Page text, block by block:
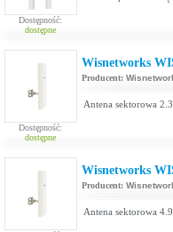
Dostępność:
dostępne
Dostępność:
dostępne
Wisnetworks
Producent:
Antena sektorowa
Wisnetworks
Producent:
Antena sektorowa